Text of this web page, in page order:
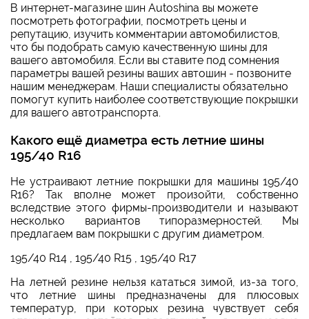
В интернет-магазине шин Autoshina вы можете
посмотреть фотографии, посмотреть цены и
репутацию, изучить комментарии автомобилистов,
что бы подобрать самую качественную шины для
вашего автомобиля. Если вы ставите под сомнения
параметры вашей резины ваших автошин - позвоните
нашим менеджерам. Наши специалисты обязательно
помогут купить наиболее соответствующие покрышки
для вашего автотранспорта.
Какого ещё диаметра есть летние шины
195/40 R16
Не устраивают летние покрышки для машины 195/40
R16? Так вполне может произойти, собственно
вследствие этого фирмы-производители и называют
несколько вариантов типоразмерностей. Мы
предлагаем вам покрышки с другим диаметром.
195/40 R14 , 195/40 R15 , 195/40 R17
На летней резине нельзя кататься зимой, из-за того,
что летние шины предназначены для плюсовых
температур, при которых резина чувствует себя